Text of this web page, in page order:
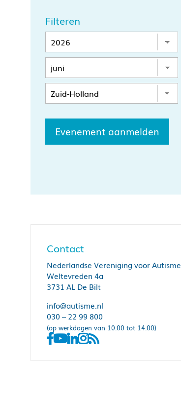
Filteren
Evenement aanmelden
Contact
Nederlandse Vereniging voor Autisme
Weltevreden 4a
3731 AL De Bilt
info@autisme.nl
030 – 22 99 800
(op werkdagen van 10.00 tot 14.00)